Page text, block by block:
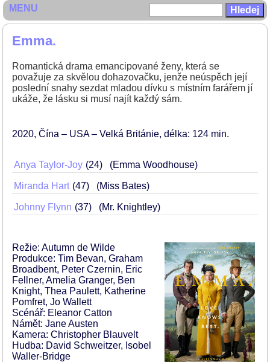
Emma.
Romantická drama emancipované ženy, která se
považuje za skvělou dohazovačku, jenže neúspěch její
poslední snahy sezdat mladou dívku s místním farářem jí
ukáže, že lásku si musí najít každý sám.
2020 Čína – USA – Velká Británie délka: 124 min
Anya Taylor-Joy 24 (Emma Woodhouse)
Miranda Hart 47 (Miss Bates)
Johnny Flynn 37 (Mr. Knightley)
Režie: Autumn de Wilde
Produkce: Tim Bevan, Graham
Broadbent, Peter Czernin, Eric
Fellner, Amelia Granger, Ben
Knight, Thea Paulett, Katherine
Pomfret, Jo Wallett
Scénář: Eleanor Catton
Námět: Jane Austen
Kamera: Christopher Blauvelt
Hudba: David Schweitzer, Isobel
Waller-Bridge
MENU